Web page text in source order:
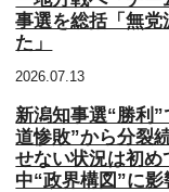
事選を総括「無党
た」
2026.07.13
新潟知事選“勝利
道惨敗”から分裂
せない状況は初
中“政界構図”に影